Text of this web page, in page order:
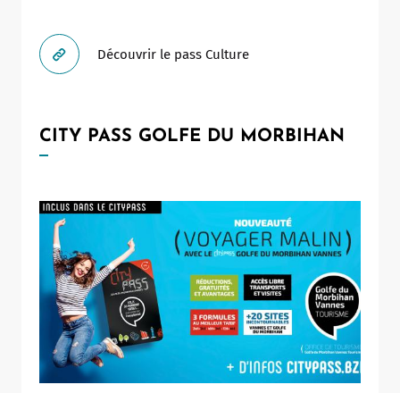
Découvrir le pass Culture
CITY PASS GOLFE DU MORBIHAN